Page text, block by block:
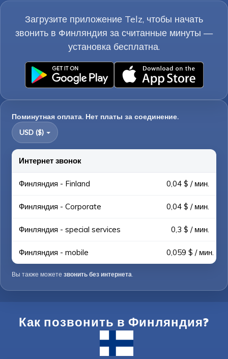
Загрузите приложение Telz, чтобы начать
звонить в Финляндия за считанные минуты —
установка бесплатна.
Поминутная оплата. Нет платы за соединение.
USD ($)
Интернет звонок
Финляндия - Finland 0,04 $ / мин.
Финляндия - Corporate 0,04 $ / мин.
Финляндия - special services 0,3 $ / мин.
Финляндия - mobile 0,059 $ / мин.
Вы также можете звонить без интернета.
Как позвонить в Финляндия?